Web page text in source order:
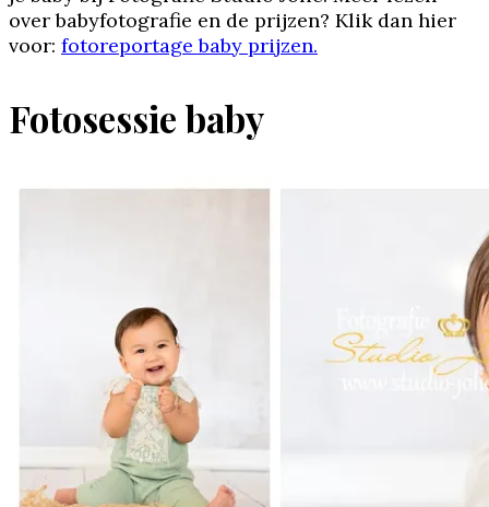
over babyfotografie en de prijzen? Klik dan hier
voor: fotoreportage baby prijzen.
Fotosessie baby